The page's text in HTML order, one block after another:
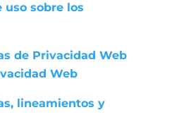
uso sobre los
de Privacidad Web
Web
lineamientos y